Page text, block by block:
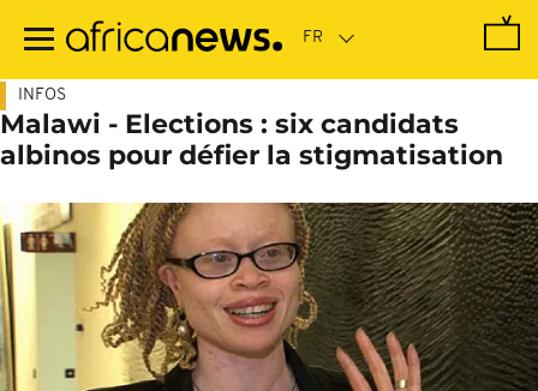
contenu
INFOS
Malawi - Elections : six candidats
albinos pour défier la stigmatisation